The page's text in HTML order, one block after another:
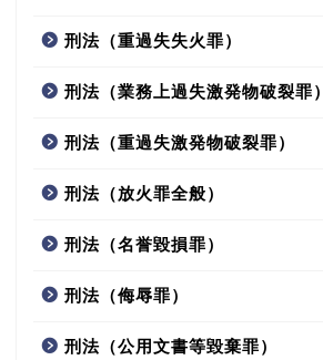
刑法（重過失失火罪）
刑法（業務上過失激発物破裂罪）
刑法（重過失激発物破裂罪）
刑法（放火罪全般）
刑法（名誉毀損罪）
刑法（侮辱罪）
刑法（公用文書等毀棄罪）